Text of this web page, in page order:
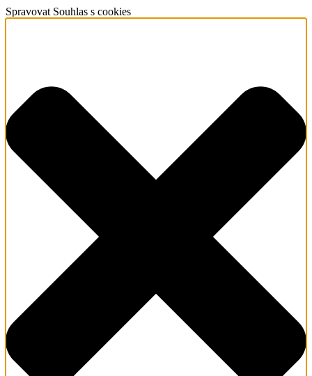
Spravovat Souhlas s cookies